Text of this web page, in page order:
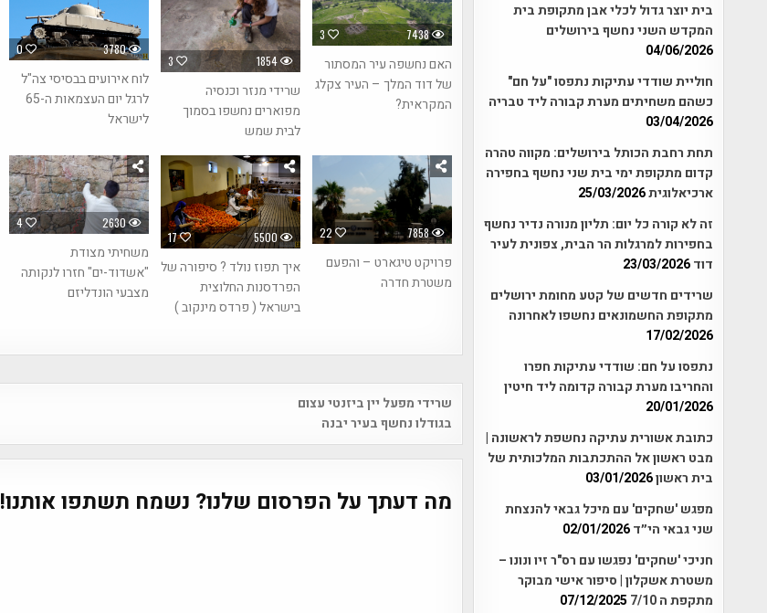
0 3780
לוח אירועים בבסיסי צה"ל
לרגל יום העצמאות ה-65
לישראל
3 1854
שרידי מנזר וכנסיה
מפוארים נחשפו בסמוך
לבית שמש
3 7438
האם נחשפה עיר המסתור
של דוד המלך – העיר צקלג
המקראית?
4 2630
משחיתי מצודת
"אשדוד-ים" חזרו לנקותה
מצבעי הונדליזם
17 5500
איך תפוז נולד ? סיפורה של
הפרדסנות החלוצית
בישראל ( פרדס מינקוב )
22 7858
פרויקט טיגארט – והפעם
משטרת חדרה
Post
navigation
שרידי מפעל יין ביזנטי עצום
בגודלו נחשף בעיר יבנה
מה דעתך על הפרסום שלנו? נשמח תשתפו אותנו!
בית יוצר גדול לכלי אבן מתקופת בית
המקדש השני נחשף בירושלים
04/06/2026
חוליית שודדי עתיקות נתפסו "על חם"
כשהם משחיתים מערת קבורה ליד טבריה
03/04/2026
תחת רחבת הכותל בירושלים: מקווה טהרה
קדום מתקופת ימי בית שני נחשף בחפירה
ארכיאלוגית25/03/2026
זה לא קורה כל יום: תליון מנורה נדיר נחשף
בחפירות למרגלות הר הבית, צפונית לעיר
דוד23/03/2026
שרידים חדשים של קטע מחומת ירושלים
מתקופת החשמונאים נחשפו לאחרונה
17/02/2026
נתפסו על חם: שודדי עתיקות חפרו
והחריבו מערת קבורה קדומה ליד חיטין
20/01/2026
כתובת אשורית עתיקה נחשפת לראשונה |
מבט ראשון אל ההתכתבות המלכותית של
בית ראשון03/01/2026
מפגש 'שחקים' עם מיכל גבאי להנצחת
שני גבאי הי״ד02/01/2026
חניכי 'שחקים' נפגשו עם רס"ר זיו ונונו –
משטרת אשקלון | סיפור אישי מבוקר
מתקפת ה 7/10
07/12/2025